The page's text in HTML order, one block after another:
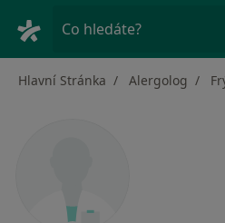
Co hledáte?
Hlavní Stránka Alergolog